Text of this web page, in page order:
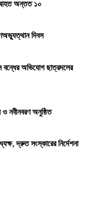
আহত অন্তত ১০
দিবস
বন্ধের অভিযোগ ছাত্রদলের
ও নবীনবরণ অনুষ্ঠিত
দ্রুত সংস্কারের নির্দেশনা